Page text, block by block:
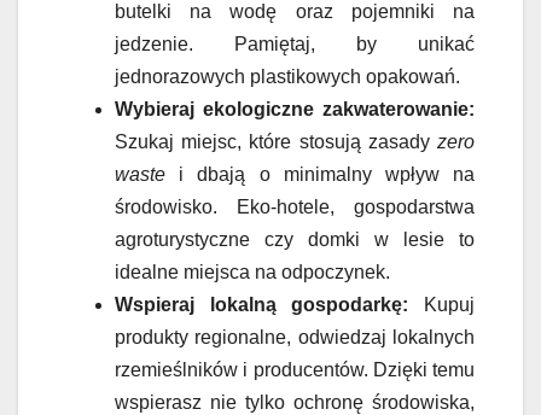
butelki na wodę oraz pojemniki na
jedzenie. Pamiętaj, by unikać
jednorazowych plastikowych opakowań.
Wybieraj ekologiczne zakwaterowanie:
Szukaj miejsc, które stosują zasady zero
waste i dbają o minimalny wpływ na
środowisko. Eko-hotele, gospodarstwa
agroturystyczne czy domki w lesie to
idealne miejsca na odpoczynek.
Wspieraj lokalną gospodarkę: Kupuj
produkty regionalne, odwiedzaj lokalnych
rzemieślników i producentów. Dzięki temu
wspierasz nie tylko ochronę środowiska,